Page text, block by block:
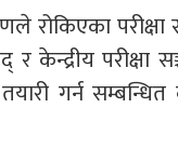
रोकिएका
र केन्द्रीय
गर्न सम्बन्धित